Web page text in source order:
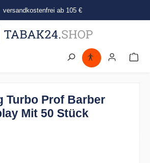
versandkostenfrei ab 105 €
Turbo Prof Barber
Mit 50 Stück